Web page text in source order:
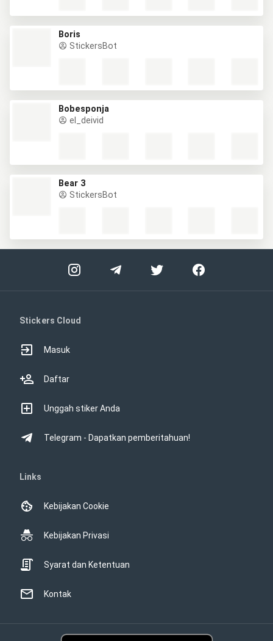
Boris
StickersBot
Bobesponja
el_deivid
Bear 3
StickersBot
Stickers Cloud
Masuk
Daftar
Unggah stiker Anda
Telegram - Dapatkan pemberitahuan!
Links
Kebijakan Cookie
Kebijakan Privasi
Syarat dan Ketentuan
Kontak